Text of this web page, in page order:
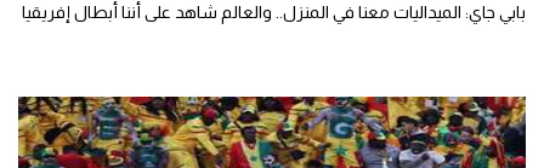
بابي جاي: الميداليات معنا في المنزل.. والعالم شاهد على أننا أبطال إفريقيا